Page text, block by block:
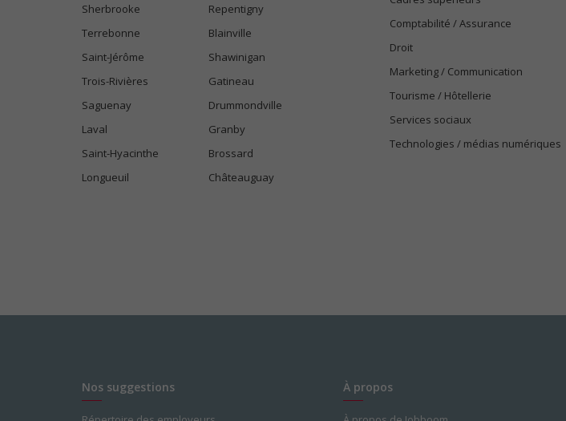
Sherbrooke
Repentigny
Terrebonne
Blainville
Saint-Jérôme
Shawinigan
Trois-Rivières
Gatineau
Saguenay
Drummondville
Laval
Granby
Saint-Hyacinthe
Brossard
Longueuil
Châteauguay
Comptabilité / Assurance
Droit
Marketing / Communication
Tourisme / Hôtellerie
Services sociaux
Technologies / médias numériques
Nos suggestions À propos